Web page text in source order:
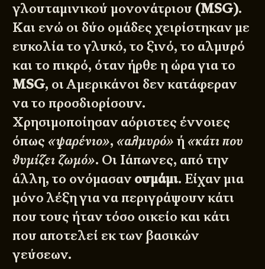
γλουταμινικού μονονάτριου (MSG).
Και ενώ οι δύο ομάδες χειρίστηκαν με
ευκολία το γλυκό, το ξινό, το αλμυρό
και το πικρό, όταν ήρθε η ώρα για το
MSG, οι Αμερικάνοι δεν κατάφεραν
να το προσδιορίσουν.
Χρησιμοποίησαν αόριστες έννοιες
όπως«ψαρένιο»,«αλμυρό» ή«κάτι που
θυμίζει ζωμό». Οι Ιάπωνες, από την
άλλη, το ονόμασαν ουμάμι. Είχαν μια
μόνο λέξη για να περιγράψουν κάτι
που τους ήταν τόσο οικείο και κάτι
που αποτελεί εκ των βασικών
γεύσεων.